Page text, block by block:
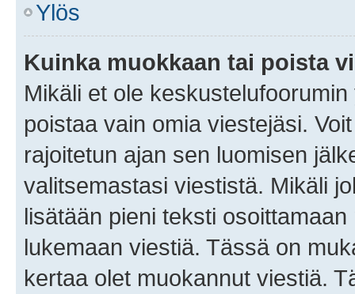
Ylös
Kuinka muokkaan tai poista
Mikäli et ole
poistaa vain omia viestejäsi.
rajoitetun ajan sen luomisen
valitsemastasi viestistä. Mikäli
lisätään pieni teksti
lukemaan viestiä. Tässä on
kertaa olet muokannut viestiä.